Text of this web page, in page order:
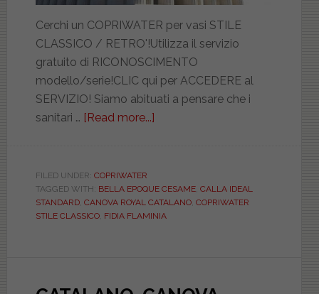
Cerchi un COPRIWATER per vasi STILE
CLASSICO / RETRO'!Utilizza il servizio
gratuito di RICONOSCIMENTO
modello/serie!CLIC qui per ACCEDERE al
SERVIZIO! Siamo abituati a pensare che i
sanitari … [Read more...]
ma
con
FILED UNDER: COPRIWATER
TAGGED WITH: BELLA EPOQUE CESAME, CALLA IDEAL
STANDARD, CANOVA ROYAL CATALANO, COPRIWATER
STILE CLASSICO, FIDIA FLAMINIA